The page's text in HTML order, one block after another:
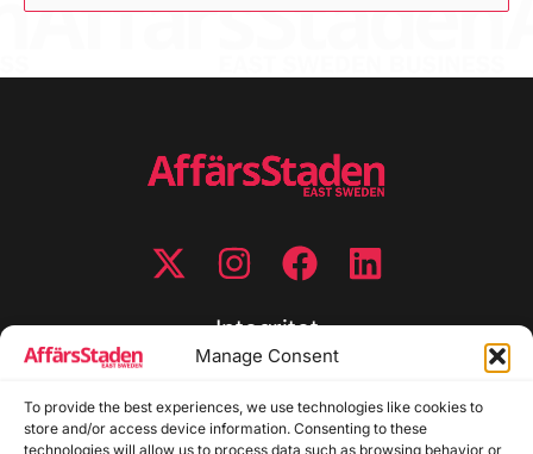
Manage Consent
To provide the best experiences, we use technologies like cookies to
store and/or access device information. Consenting to these
technologies will allow us to process data such as browsing behavior or
Integritet
Cookiepolicy
Disclaimer